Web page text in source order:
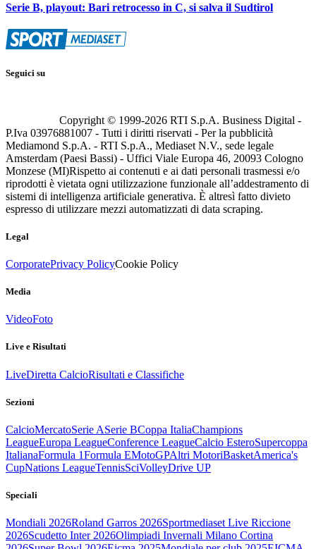
Serie B, playout: Bari retrocesso in C, si salva il Sudtirol
Seguici su
Copyright © 1999-2026 RTI S.p.A. Business Digital -
P.Iva 03976881007 - Tutti i diritti riservati - Per la pubblicità
Mediamond S.p.A. - RTI S.p.A., Mediaset N.V., sede legale
Amsterdam (Paesi Bassi) - Uffici Viale Europa 46, 20093 Cologno
Monzese (MI)Rispetto ai contenuti e ai dati personali trasmessi e/o
riprodotti è vietata ogni utilizzazione funzionale all’addestramento di
sistemi di intelligenza artificiale generativa. È altresì fatto divieto
espresso di utilizzare mezzi automatizzati di data scraping.
Legal
CorporatePrivacy PolicyCookie Policy
Media
VideoFoto
Live e Risultati
LiveDiretta CalcioRisultati e Classifiche
Sezioni
CalcioMercatoSerie ASerie BCoppa ItaliaChampions
LeagueEuropa LeagueConference LeagueCalcio EsteroSupercoppa
ItalianaFormula 1Formula EMotoGPAltri MotoriBasketAmerica's
CupNations LeagueTennisSciVolleyDrive UP
Speciali
Mondiali 2026Roland Garros 2026Sportmediaset Live Riccione
2026Scudetto Inter 2026Olimpiadi Invernali Milano Cortina